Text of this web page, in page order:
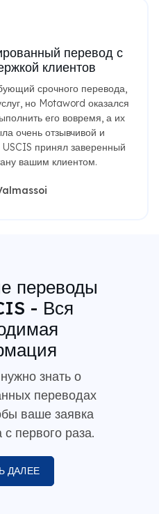
перевод с
клиентов
срочного перевода,
но Motaword оказался
его вовремя, а их
очень отзывчивой и
принял заверенный
вашим клиентом.
переводы
- Вся
знать о
переводах
ваше заявка
первого раза.
ДАЛЕЕ